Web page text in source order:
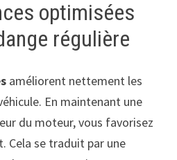
optimisées
régulière
améliorent nettement les
En maintenant une
du moteur, vous favorisez
Cela se traduit par une